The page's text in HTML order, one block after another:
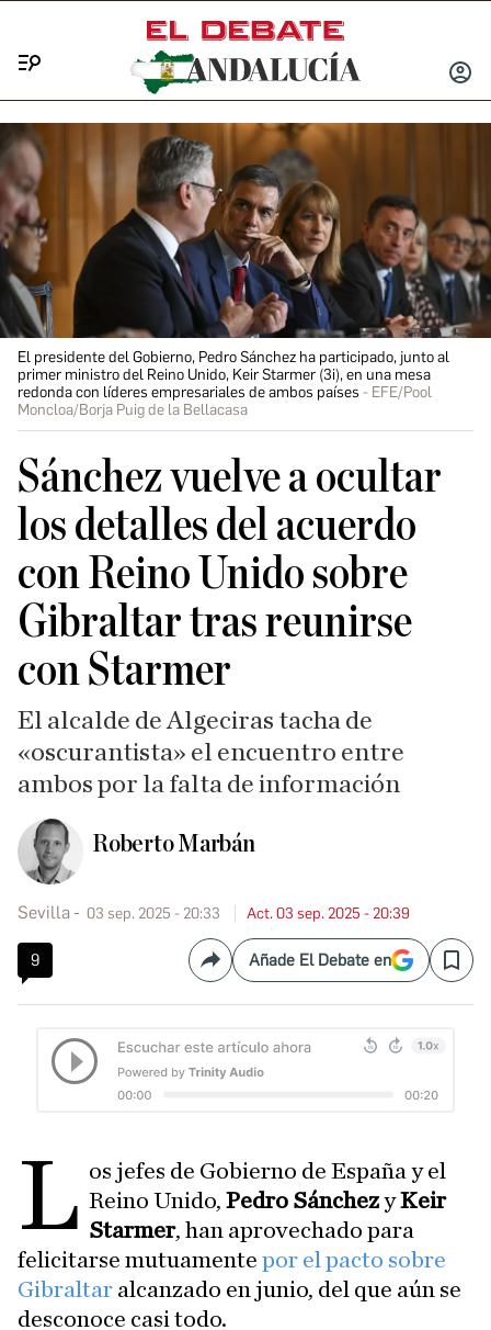
INICIAR
El presidente del Gobierno, Pedro Sánchez ha participado, junto al
primer ministro del Reino Unido, Keir Starmer (3i), en una mesa
redonda con líderes empresariales de ambos países
EFE/Pool
Moncloa/Borja Puig de la Bellacasa
Sánchez vuelve a ocultar
los detalles del acuerdo
con Reino Unido sobre
Gibraltar tras reunirse
con Starmer
El alcalde de Algeciras tacha de
«oscurantista» el encuentro entre
ambos por la falta de información
Roberto Marbán
Sevilla 03 sep. 2025 - 20:33 Act. 03 sep. 2025 - 20:39
9 CompartirAñade El Debate en Save
L os jefes de Gobierno de España y el
Reino Unido,Pedro SánchezyKeir
Starmer, han aprovechado para
felicitarse mutuamente por el pacto sobre
Gibraltar alcanzado en junio, del que aún se
desconoce casi todo.